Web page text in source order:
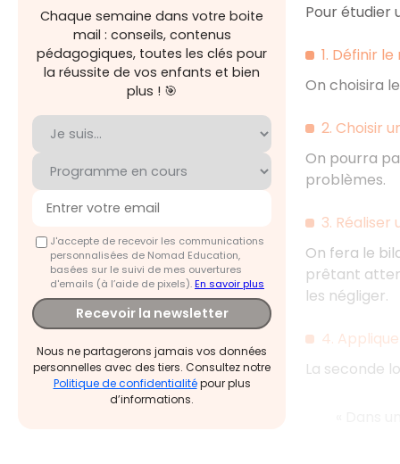
Chaque semaine dans votre boite
mail : conseils, contenus
pédagogiques, toutes les clés pour
la réussite de vos enfants et bien
plus ! 🎯
J'accepte de recevoir les communications
personnalisées de Nomad Education,
basées sur le suivi de mes ouvertures
d'emails (à l’aide de pixels).En savoir plus
Recevoir la newsletter
Nous ne partagerons jamais vos données
personnelles avec des tiers. Consultez notre
Politique de confidentialitépour plus
d’informations.
Pour étudier
1. Définir
On choisira
2. Choisir
On pourra
problèmes.
3. Réaliser
On fera le
prêtant
les négliger.
4.
La seconde